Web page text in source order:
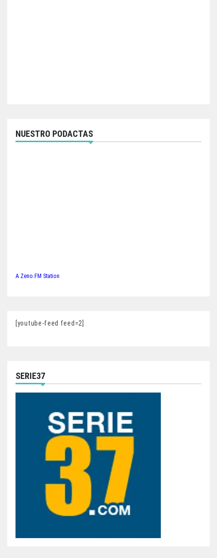
NUESTRO PODACTAS
A Zeno.FM Station
[youtube-feed feed=2]
SERIE37